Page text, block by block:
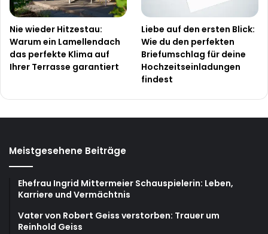
Nie wieder Hitzestau:
Warum ein Lamellendach
das perfekte Klima auf
Ihrer Terrasse garantiert
Liebe auf den ersten Blick:
Wie du den perfekten
Briefumschlag für deine
Hochzeitseinladungen
findest
Meistgesehene Beiträge
Ehefrau Ingrid Mittermeier Schauspielerin: Leben,
Karriere und Vermächtnis
Vater von Robert Geiss verstorben: Trauer um
Reinhold Geiss